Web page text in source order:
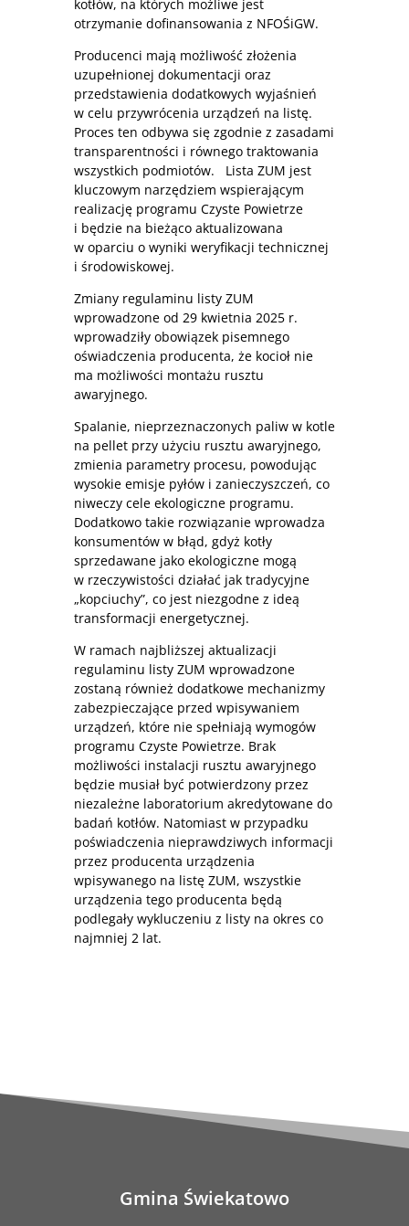
kotłów, na których możliwe jest
otrzymanie dofinansowania z NFOŚiGW.
Producenci mają możliwość złożenia
uzupełnionej dokumentacji oraz
przedstawienia dodatkowych wyjaśnień
w celu przywrócenia urządzeń na listę.
Proces ten odbywa się zgodnie z zasadami
transparentności i równego traktowania
wszystkich podmiotów. Lista ZUM jest
kluczowym narzędziem wspierającym
realizację programu Czyste Powietrze
i będzie na bieżąco aktualizowana
w oparciu o wyniki weryfikacji technicznej
i środowiskowej.
Zmiany regulaminu listy ZUM
wprowadzone od 29 kwietnia 2025 r.
wprowadziły obowiązek pisemnego
oświadczenia producenta, że kocioł nie
ma możliwości montażu rusztu
awaryjnego.
Spalanie, nieprzeznaczonych paliw w kotle
na pellet przy użyciu rusztu awaryjnego,
zmienia parametry procesu, powodując
wysokie emisje pyłów i zanieczyszczeń, co
niweczy cele ekologiczne programu.
Dodatkowo takie rozwiązanie wprowadza
konsumentów w błąd, gdyż kotły
sprzedawane jako ekologiczne mogą
w rzeczywistości działać jak tradycyjne
„kopciuchy”, co jest niezgodne z ideą
transformacji energetycznej.
W ramach najbliższej aktualizacji
regulaminu listy ZUM wprowadzone
zostaną również dodatkowe mechanizmy
zabezpieczające przed wpisywaniem
urządzeń, które nie spełniają wymogów
programu Czyste Powietrze. Brak
możliwości instalacji rusztu awaryjnego
będzie musiał być potwierdzony przez
niezależne laboratorium akredytowane do
badań kotłów. Natomiast w przypadku
poświadczenia nieprawdziwych informacji
przez producenta urządzenia
wpisywanego na listę ZUM, wszystkie
urządzenia tego producenta będą
podlegały wykluczeniu z listy na okres co
najmniej 2 lat.
Gmina Świekatowo